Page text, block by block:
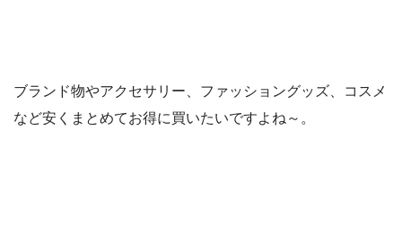
ブランド物やアクセサリー、ファッショングッズ、コスメ
など安くまとめてお得に買いたいですよね～。